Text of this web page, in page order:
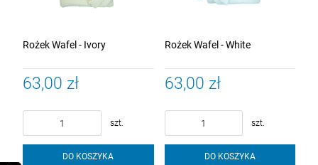
Rożek Wafel - Ivory
63,00 zł
szt.
DO KOSZYKA
Rożek Wafel - White
63,00 zł
szt.
DO KOSZYKA